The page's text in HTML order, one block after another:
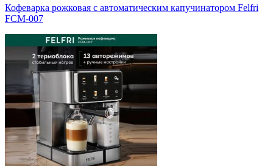
Кофеварка рожковая с автоматическим капучинатором Felfri
FCM-007